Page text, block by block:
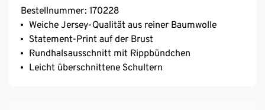
Bestellnummer: 170228
Weiche Jersey-Qualität aus reiner Baumwolle
Statement-Print auf der Brust
Rundhalsausschnitt mit Rippbündchen
Leicht überschnittene Schultern